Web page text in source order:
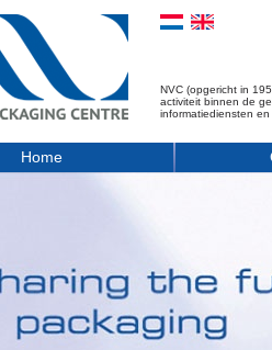
NVC (opgericht in
activiteit binnen de
informatiediensten
Home